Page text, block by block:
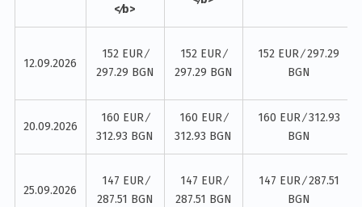
<∕b>
12.09.2026
152 EUR ∕
297.29 BGN
152 EUR ∕
297.29 BGN
152 EUR ∕ 297.29
BGN
20.09.2026
160 EUR ∕
312.93 BGN
160 EUR ∕
312.93 BGN
160 EUR ∕ 312.93
BGN
25.09.2026
147 EUR ∕
287.51 BGN
147 EUR ∕
287.51 BGN
147 EUR ∕ 287.51
BGN